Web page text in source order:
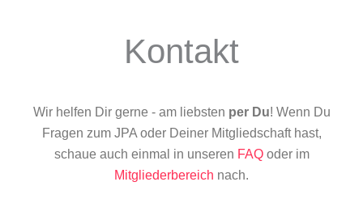
Kontakt
Wir helfen Dir gerne - am liebsten per Du! Wenn Du
Fragen zum JPA oder Deiner Mitgliedschaft hast,
schaue auch einmal in unseren FAQoder im
Mitgliederbereich nach.